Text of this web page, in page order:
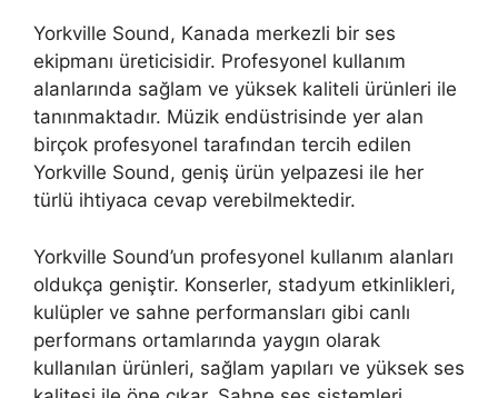
Yorkville Sound, Kanada merkezli bir ses
ekipmanı üreticisidir. Profesyonel kullanım
alanlarında sağlam ve yüksek kaliteli ürünleri ile
tanınmaktadır. Müzik endüstrisinde yer alan
birçok profesyonel tarafından tercih edilen
Yorkville Sound, geniş ürün yelpazesi ile her
türlü ihtiyaca cevap verebilmektedir.
Yorkville Sound’un profesyonel kullanım alanları
oldukça geniştir. Konserler, stadyum etkinlikleri,
kulüpler ve sahne performansları gibi canlı
performans ortamlarında yaygın olarak
kullanılan ürünleri, sağlam yapıları ve yüksek ses